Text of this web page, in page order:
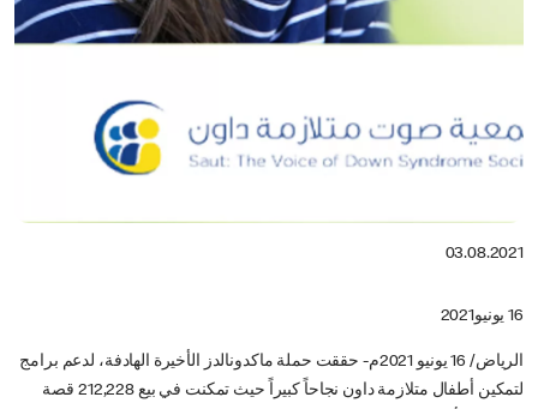
03.08.2021
16 يونيو2021
الرياض/ 16 يونيو 2021م- حققت حملة ماكدونالدز الأخيرة الهادفة، لدعم برامج
لتمكين أطفال متلازمة داون نجاحاً كبيراً حيث تمكنت في بيع 212,228 قصة